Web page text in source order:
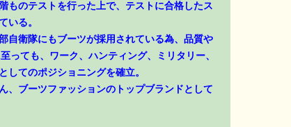
ものテストを行った上で、テストに合格したス
いる。
自衛隊にもブーツが採用されている為、品質や
っても、ワーク、ハンティング、ミリタリー、
してのポジショニングを確立。
、ブーツファッションのトップブランドとして